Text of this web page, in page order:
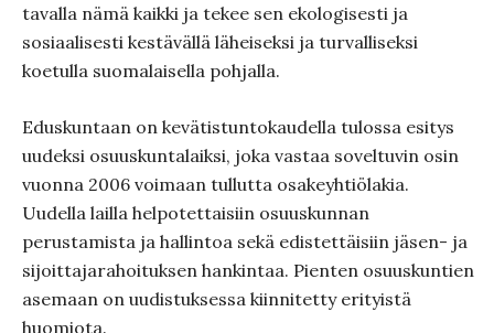
tavalla nämä kaikki ja tekee sen ekologisesti ja
sosiaalisesti kestävällä läheiseksi ja turvalliseksi
koetulla suomalaisella pohjalla.
Eduskuntaan on kevätistuntokaudella tulossa esitys
uudeksi osuuskuntalaiksi, joka vastaa soveltuvin osin
vuonna 2006 voimaan tullutta osakeyhtiölakia.
Uudella lailla helpotettaisiin osuuskunnan
perustamista ja hallintoa sekä edistettäisiin jäsen- ja
sijoittajarahoituksen hankintaa. Pienten osuuskuntien
asemaan on uudistuksessa kiinnitetty erityistä
huomiota.